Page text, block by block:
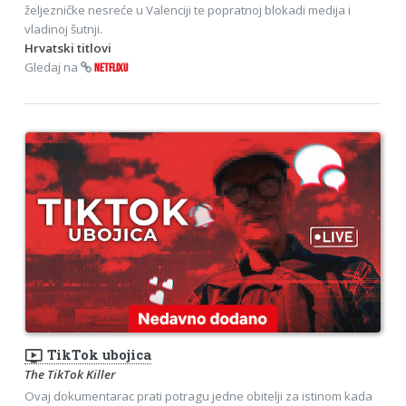
željezničke nesreće u Valenciji te popratnoj blokadi medija i
vladinoj šutnji.
Hrvatski titlovi
Gledaj na
NETFLIXU
ondemand_video TikTok ubojica
The TikTok Killer
Ovaj dokumentarac prati potragu jedne obitelji za istinom kada